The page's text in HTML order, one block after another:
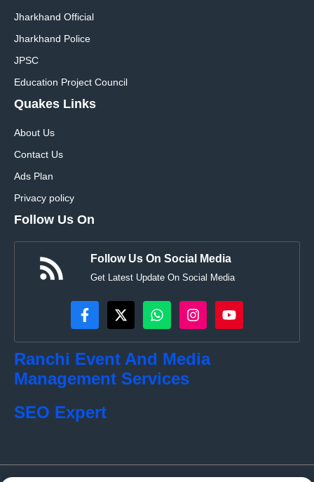
Jharkhand Official
Jharkhand Police
JPSC
Education Project Council
Quakes Links
About Us
Contact Us
Ads Plan
Privacy policy
Follow Us On
Follow Us On Social Media
Get Latest Update On Social Media
Ranchi Event And Media
Management Services
SEO Expert